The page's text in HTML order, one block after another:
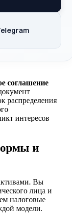
соглашение
распределения
интересов
и
Вы
лица и
налоговые
модели.